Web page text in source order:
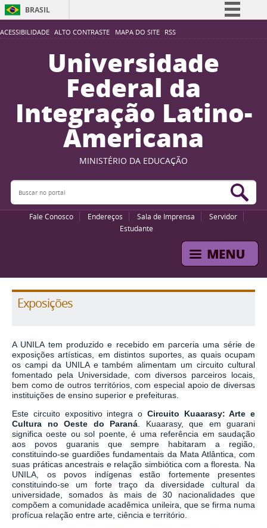
ACESSIBILIDADE ALTO CONTRASTE MAPA DO SITE RSS
BRASIL
Simplifique!
Participe
Acesso à informação
Legislação
Canais
Universidade
Federal da
Integração Latino-
Americana
MINISTÉRIO DA EDUCAÇÃO
Buscar no portal
Fale Conosco Endereços Sala de Imprensa
Servidor
Estudante
Exposições
A UNILA tem produzido e recebido em parceria uma série de
exposições artísticas, em distintos suportes, as quais ocupam
os campi da UNILA e também alimentam um circuito cultural
fomentado pela Universidade, com diversos parceiros locais,
bem como de outros territórios, com especial apoio de diversas
instituições de ensino superior e prefeituras.
Este circuito expositivo integra o Circuito Kuaarasy: Arte e
Cultura no Oeste do Paraná . Kuaarasy, que em guarani
significa oeste ou sol poente, é uma referência em saudação
aos povos guaranis que sempre habitaram a região,
constituindo-se guardiões fundamentais da Mata Atlântica, com
suas práticas ancestrais e relação simbiótica com a floresta. Na
UNILA, os povos indígenas estão fortemente presentes
constituindo-se um forte traço da diversidade cultural da
universidade, somados às mais de 30 nacionalidades que
compõem a comunidade acadêmica unileira, que se firma numa
profícua relação entre arte, ciência e território.